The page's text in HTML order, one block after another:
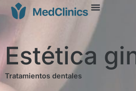
Estética
Tratamientos dentales